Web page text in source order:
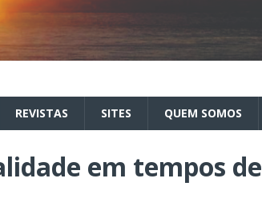
REVISTAS SITES QUEM SOMOS
em tempos de